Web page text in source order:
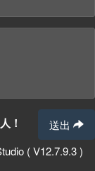
！
送出
( V12.7.9.3 )